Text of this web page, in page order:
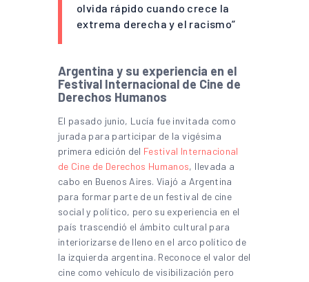
olvida rápido cuando crece la
extrema derecha y el racismo”
Argentina y su experiencia en el
Festival Internacional de Cine de
Derechos Humanos
El pasado junio, Lucía fue invitada como
jurada para participar de la vigésima
primera edición del Festival Internacional
de Cine de Derechos Humanos, llevada a
cabo en Buenos Aires. Viajó a Argentina
para formar parte de un festival de cine
social y político, pero su experiencia en el
país trascendió el ámbito cultural para
interiorizarse de lleno en el arco político de
la izquierda argentina. Reconoce el valor del
cine como vehículo de visibilización pero